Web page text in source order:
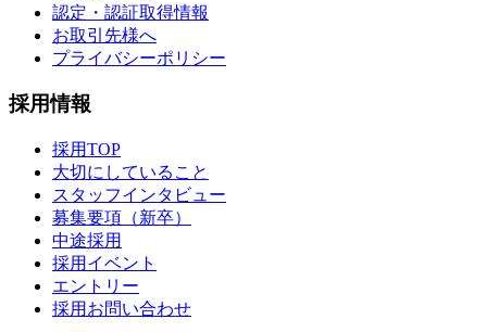
認定・認証取得情報
お取引先様へ
プライバシーポリシー
採用情報
採用TOP
大切にしていること
スタッフインタビュー
募集要項（新卒）
中途採用
採用イベント
エントリー
採用お問い合わせ